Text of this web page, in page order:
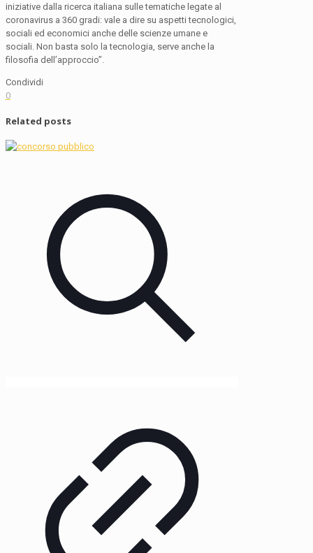
iniziative dalla ricerca italiana sulle tematiche legate al
coronavirus a 360 gradi: vale a dire su aspetti tecnologici,
sociali ed economici anche delle scienze umane e
sociali. Non basta solo la tecnologia, serve anche la
filosofia dell’approccio”.
Condividi
0
Related posts